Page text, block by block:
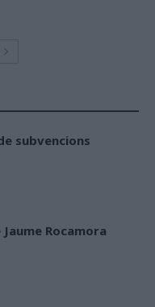
subvencions
Rocamora